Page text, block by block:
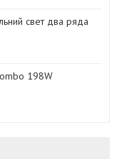
свет два ряда
198W